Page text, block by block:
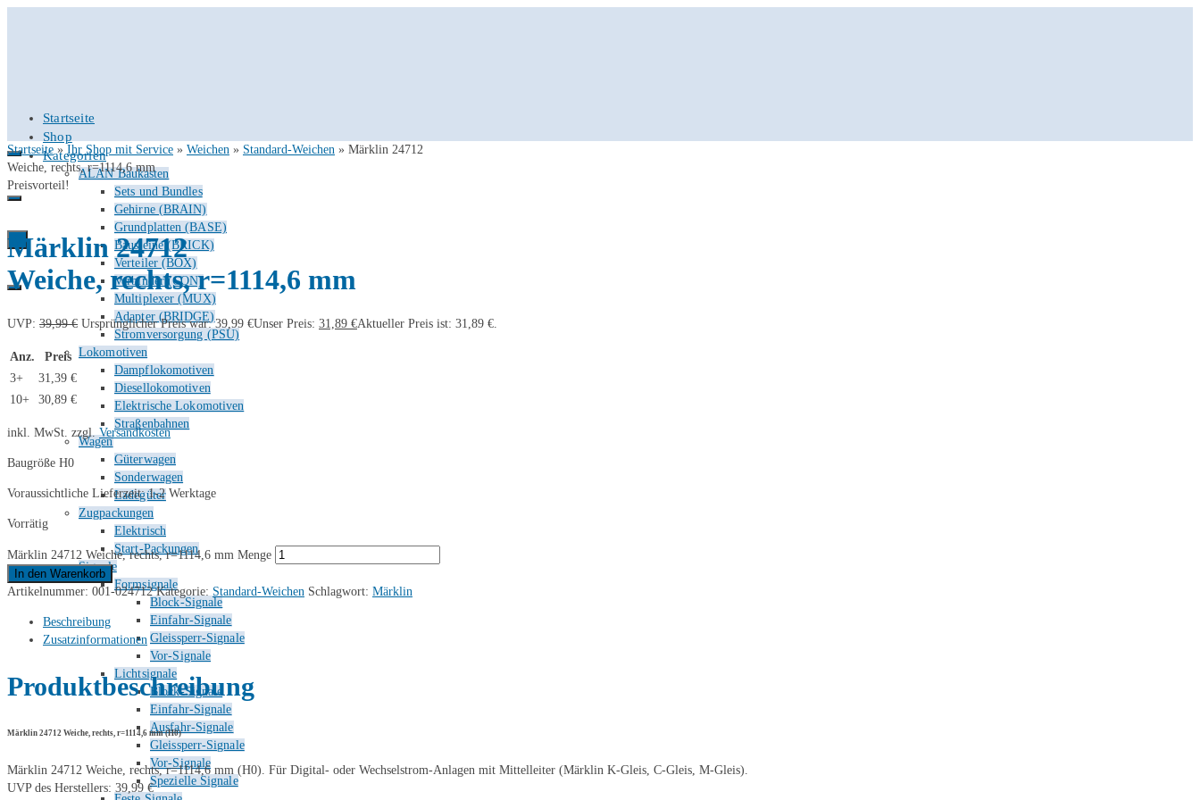
Startseite
Shop
Kategorien
ALAN Baukasten
Sets und Bundles
Gehirne (BRAIN)
Grundplatten (BASE)
Bausteine (BRICK)
Verteiler (BOX)
Verbinder (CON)
Multiplexer (MUX)
Adapter (BRIDGE)
Stromversorgung (PSU)
Lokomotiven
Dampflokomotiven
Diesellokomotiven
Elektrische Lokomotiven
Straßenbahnen
Wagen
Güterwagen
Sonderwagen
Ladegüter
Zugpackungen
Elektrisch
Start-Packungen
Signale
Formsignale
Block-Signale
Einfahr-Signale
Gleissperr-Signale
Vor-Signale
Lichtsignale
Block-Signale
Einfahr-Signale
Ausfahr-Signale
Gleissperr-Signale
Vor-Signale
Spezielle Signale
Startseite » Ihr Shop mit Service » Weichen » Standard-Weichen » Märklin 24712
Weiche, rechts, r=1114,6 mm
Preisvorteil!
Märklin 24712
Weiche, rechts, r=1114,6 mm
UVP: 39,99€ Ursprünglicher Preis war: 39,99 €Unser Preis: 31,89 €Aktueller Preis ist: 31,89 €.
Anz.
Preis
3+
31,39 €
10+
30,89 €
inkl. MwSt. zzgl.Versandkosten
Baugröße H0
Voraussichtliche Lieferzeit: 1-2 Werktage
Vorrätig
Märklin 24712 Weiche, rechts, r=1114,6 mm Menge
In den Warenkorb
Artikelnummer: 001-024712 Kategorie: Standard-Weichen Schlagwort: Märklin
Beschreibung
Zusatzinformationen
Produktbeschreibung
Märklin 24712 Weiche, rechts, r=1114,6 mm (H0)
Märklin 24712 Weiche, rechts, r=1114,6 mm (H0). Für Digital- oder Wechselstrom-Anlagen mit Mittelleiter (Märklin K-Gleis, C-Gleis, M-Gleis).
UVP des Herstellers: 39,99 €